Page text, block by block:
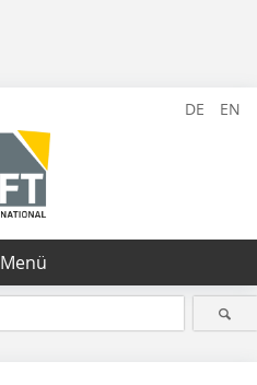
DE EN
Menü